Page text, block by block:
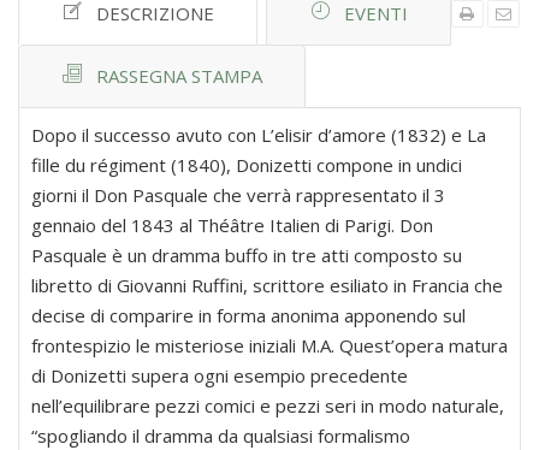
DESCRIZIONE EVENTI
RASSEGNA STAMPA
Dopo il successo avuto con L’elisir d’amore (1832) e La
fille du régiment (1840), Donizetti compone in undici
giorni il Don Pasquale che verrà rappresentato il 3
gennaio del 1843 al Théâtre Italien di Parigi. Don
Pasquale è un dramma buffo in tre atti composto su
libretto di Giovanni Ruffini, scrittore esiliato in Francia che
decise di comparire in forma anonima apponendo sul
frontespizio le misteriose iniziali M.A. Quest’opera matura
di Donizetti supera ogni esempio precedente
nell’equilibrare pezzi comici e pezzi seri in modo naturale,
“spogliando il dramma da qualsiasi formalismo